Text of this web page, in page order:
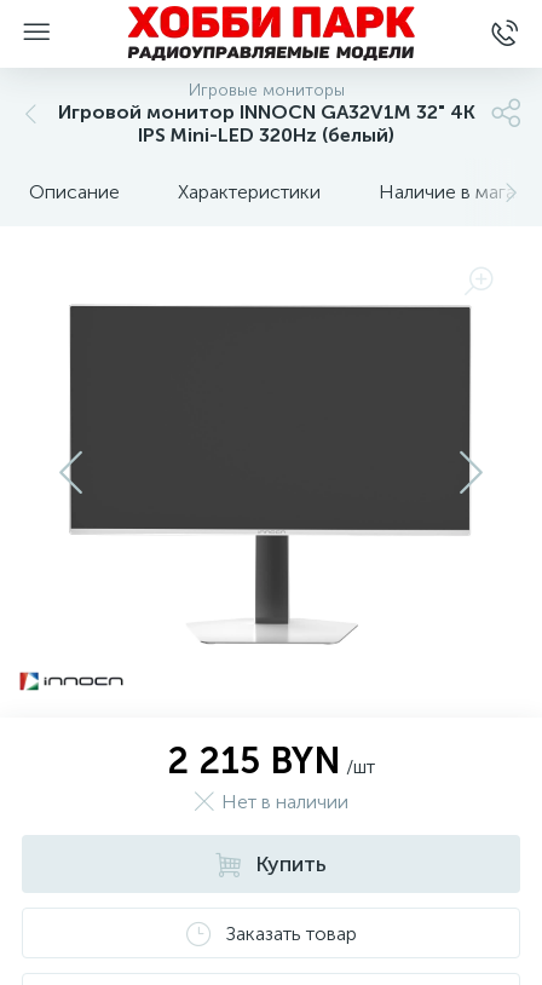
Игровые мониторы
Игровой монитор INNOCN GA32V1M 32" 4K
IPS Mini-LED 320Hz (белый)
Описание Характеристики Наличие в
2 215 BYN /шт
Нет в наличии
Купить
Заказать товар